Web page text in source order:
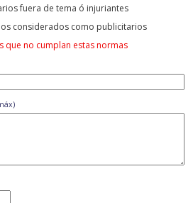
fuera de tema ó injuriantes
considerados como publicitarios
que no cumplan estas normas